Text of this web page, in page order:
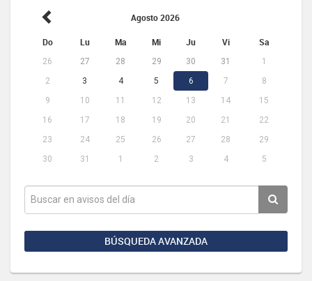
Agosto 2026
Do Lu Ma Mi Ju Vi Sa
26 27 28 29 30 31
1
2
3 4 5 6 7
8
9
10 11 12 13 14
15
16
17 18 19 20 21
22
23
24 25 26 27 28
29
30
31 1 2 3 4 5
BÚSQUEDA AVANZADA